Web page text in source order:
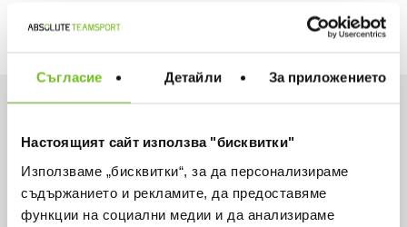
Съгласие Детайли За приложението
Настоящият сайт използва "бисквитки"
Използваме „бисквитки“, за да персонализираме
съдържанието и рекламите, да предоставяме
функции на социални медии и да анализираме
Вземи -15% за първа поръчка и не пропускай
нито една оферта.